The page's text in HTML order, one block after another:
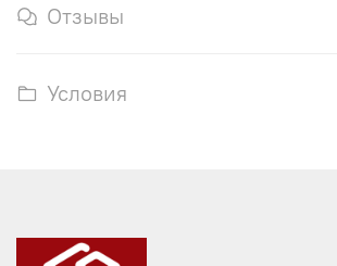
Отзывы
Условия